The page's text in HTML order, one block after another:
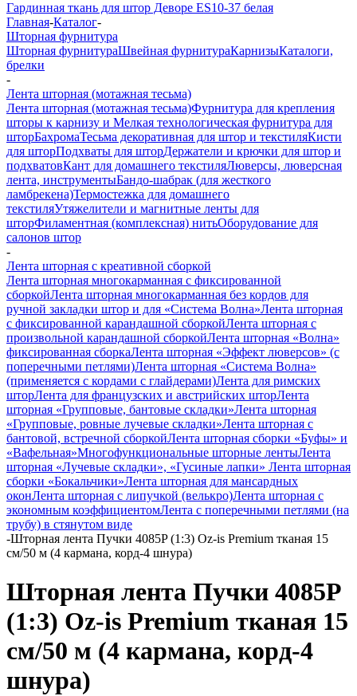
Гардинная ткань для штор Деворе ES10-37 белая
Главная-Каталог-
Шторная фурнитура
Шторная фурнитураШвейная фурнитураКарнизыКаталоги,
брелки
-
Лента шторная (мотажная тесьма)
Лента шторная (мотажная тесьма)Фурнитура для крепления
шторы к карнизу и Мелкая технологическая фурнитура для
шторБахромаТесьма декоративная для штор и текстиляКисти
для шторПодхваты для шторДержатели и крючки для штор и
подхватовКант для домашнего текстиляЛюверсы, люверсная
лента, инструментыБандо-шабрак (для жесткого
ламбрекена)Термостежка для домашнего
текстиляУтяжелители и магнитные ленты для
шторФиламентная (комплексная) нитьОборудование для
салонов штор
-
Лента шторная с креативной сборкой
Лента шторная многокарманная с фиксированной
сборкойЛента шторная многокарманная без кордов для
ручной закладки штор и для «Система Волна»Лента шторная
с фиксированной карандашной сборкойЛента шторная с
произвольной карандашной сборкойЛента шторная «Волна»
фиксированная сборкаЛента шторная «Эффект люверсов» (с
поперечными петлями)Лента шторная «Система Волна»
(применяется с кордами с глайдерами)Лента для римских
шторЛента для французских и австрийских шторЛента
шторная «Групповые, бантовые складки»Лента шторная
«Групповые, ровные лучевые складки»Лента шторная с
бантовой, встречной сборкойЛента шторная сборки «Буфы» и
«Вафельная»Многофункциональные шторные лентыЛента
шторная «Лучевые складки», «Гусиные лапки» Лента шторная
сборки «Бокальчики»Лента шторная для мансардных
оконЛента шторная с липучкой (велькро)Лента шторная с
экономным коэффициентомЛента с поперечными петлями (на
трубу) в стянутом виде
-Шторная лента Пучки 4085P (1:3) Oz-is Premium тканая 15
см/50 м (4 кармана, корд-4 шнура)
Шторная лента Пучки 4085P
(1:3) Oz-is Premium тканая 15
см/50 м (4 кармана, корд-4
шнура)